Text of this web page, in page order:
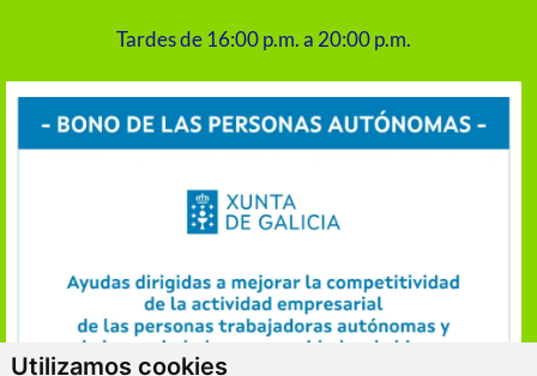
Utilizamos cookies
Tardes de 16:00 p.m. a 20:00 p.m.